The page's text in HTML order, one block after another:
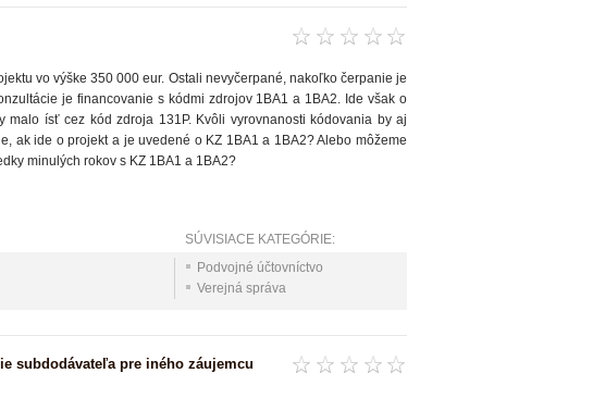
vo výške 350 000 eur. Ostali nevyčerpané, nakoľko čerpanie je
je financovanie s kódmi zdrojov 1BA1 a 1BA2. Ide však o
ísť cez kód zdroja 131P. Kvôli vyrovnanosti kódovania by aj
ak ide o projekt a je uvedené o KZ 1BA1 a 1BA2? Alebo môžeme
minulých rokov s KZ 1BA1 a 1BA2?
SÚVISIACE KATEGÓRIE:
Podvojné účtovníctvo
Verejná správa
subdodávateľa pre iného záujemcu